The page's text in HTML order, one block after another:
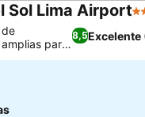
Sol Lima Airport4
8,5Excelente
para